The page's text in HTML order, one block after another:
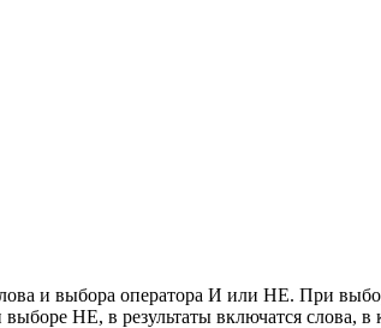
и выбора оператора И или НЕ. При
НЕ, в результаты включатся слова, в